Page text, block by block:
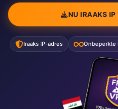
NU IRAAKS IP
Iraaks IP-adres Onbeperkte